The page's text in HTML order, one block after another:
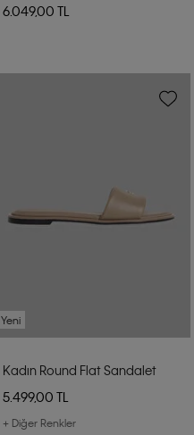
6.049,00 TL
Yeni
Kadın Round Flat Sandalet
5.499,00 TL
+ Diğer Renkler